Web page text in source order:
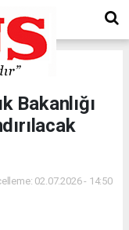
Bakanlığı
02.07.2026 - 14:50